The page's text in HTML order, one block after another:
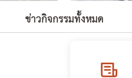
ข่าวกิจกรรมทั้งหมด